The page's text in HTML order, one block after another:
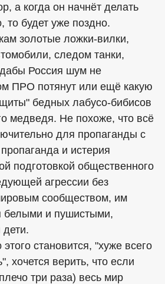
а когда он начнёт делать
то будет уже поздно.
золотые ложки-вилки,
следом танки,
дабы Россия шум не
ПРО потянут или ещё какую
бедных лабусо-бибисов
медведя. Не похоже, что всё
для пропаганды с
и истерия
подготовкой общественного
агрессии без
сообществом, им
белыми и пушистыми,
дети.
становится, "хуже всего
хочется верить, что если
три раза) весь мир